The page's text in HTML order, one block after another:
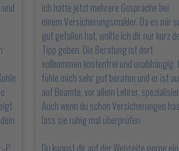
P
ich hatte jetzt mehrere Gespräche bei
einem Versicherungsmakler. Da es mir
gut gefallen hat, wollte ich dir nur kurz
Tipp geben. Die Beratung ist dort
vollkommen kostenfrei und unabhängig.
fühle mich sehr gut beraten und er ist
auf Beamte, vor allem Lehrer,
Auch wenn du schon Versicherungen
lass sie ruhig mal überprüfen.
Du kannst dir auf der Webseite gerne ein